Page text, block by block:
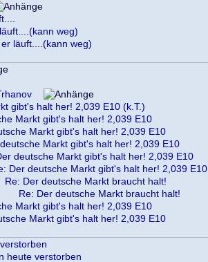
weg)
läuft....(kann weg)
gibt's halt her! 2,039 E10 (k.T.)
Markt gibt's halt her! 2,039 E10
Markt gibt's halt her! 2,039 E10
Markt gibt's halt her! 2,039 E10
deutsche Markt gibt's halt her! 2,039 E10
Der deutsche Markt gibt's halt her! 2,039 E10
Re: Der deutsche Markt braucht halt!
Re: Der deutsche Markt braucht halt!
Markt gibt's halt her! 2,039 E10
Markt gibt's halt her! 2,039 E10
heute verstorben